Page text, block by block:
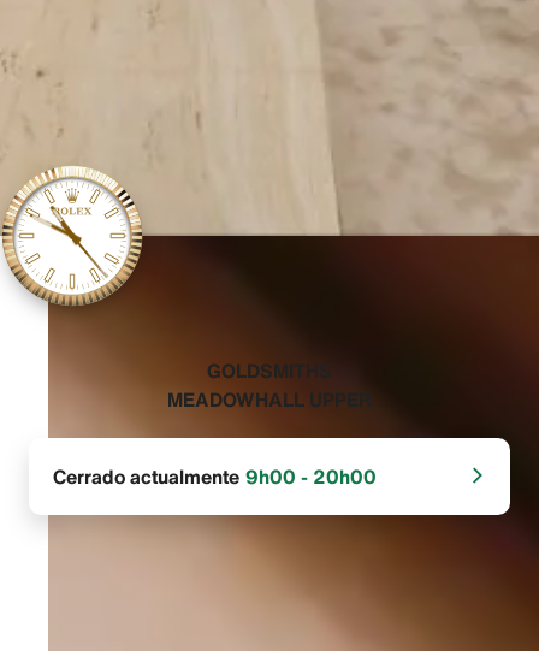
‭GOLDSMITHS
MEADOWHALL UPPER‬
Cerrado actualmente 9h00 - 20h00